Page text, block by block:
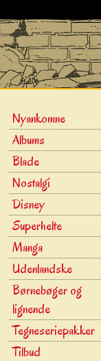
Nyankomne
Albums
Blade
Nostalgi
Disney
Superhelte
Manga
Udenlandske
Børnebøger og
lignende
Tegneseriepakker
Tilbud